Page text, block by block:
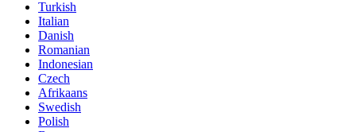
Turkish
Italian
Danish
Romanian
Indonesian
Czech
Afrikaans
Swedish
Polish